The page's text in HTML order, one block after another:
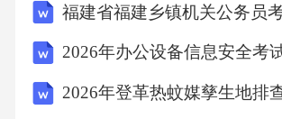
22.云南出产的桃花盐因色如桃花
g常温盐泉卤水敞锅熬制得60g桃花
色如桃花是源于___________(选填“
2026年登革热蚊媒孳生地排